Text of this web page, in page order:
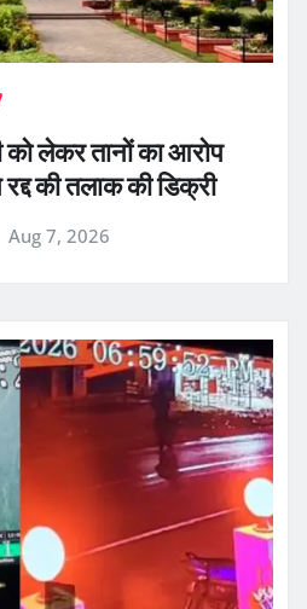
लेकर तानों का आरोप
रद्द की तलाक की डिक्री
Aug 7, 2026